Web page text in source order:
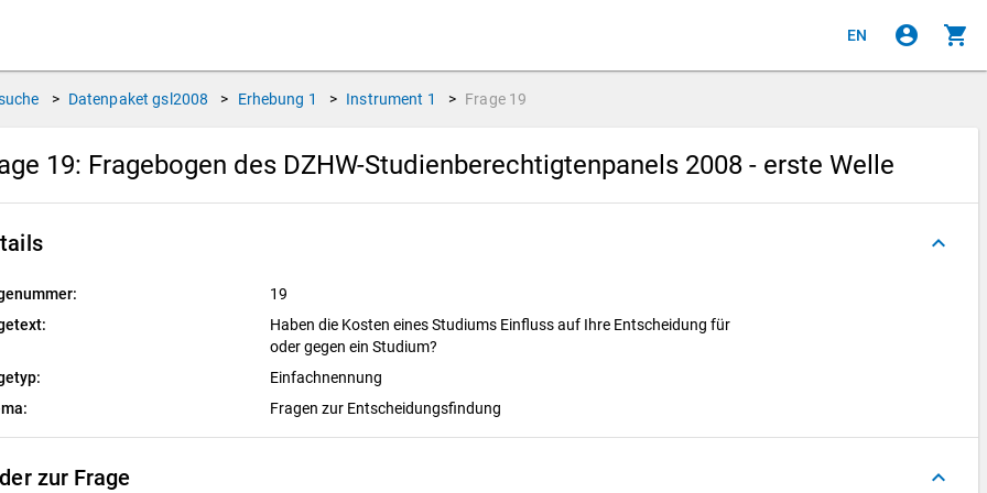
EN account_circle shopping_cart
> Datenpaket gsl2008 > Erhebung 1 > Instrument 1 > Frage 19
19: Fragebogen des DZHW-Studienberechtigtenpanels 2008 - erste Welle
keyboard_arrow_up
19
Haben die Kosten eines Studiums Einfluss auf Ihre Entscheidung für
oder gegen ein Studium?
Einfachnennung
Fragen zur Entscheidungsfindung
zur Frage keyboard_arrow_up